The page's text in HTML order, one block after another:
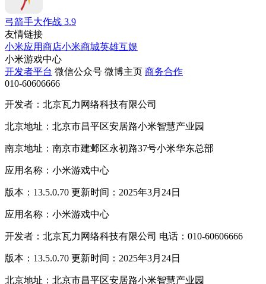
弓箭手大作战 3.9
友情链接
小米应用商店小米商城英雄互娱
小米游戏中心
开发者平台 微信公众号 微博主页 商务合作
010-60606666
开发者：北京瓦力网络科技有限公司
北京地址：北京市昌平区安居路小米智慧产业园
南京地址：南京市建邺区永初路37号小米华东总部
应用名称：小米游戏中心
版本：13.5.0.70 更新时间：2025年3月24日
应用名称：小米游戏中心
开发者：北京瓦力网络科技有限公司 电话：010-60606666
版本：13.5.0.70 更新时间：2025年3月24日
北京地址：北京市昌平区安居路小米智慧产业园